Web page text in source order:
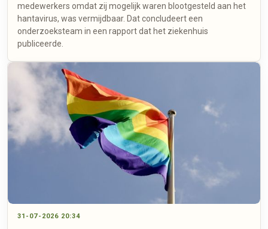
medewerkers omdat zij mogelijk waren blootgesteld aan het
hantavirus, was vermijdbaar. Dat concludeert een
onderzoeksteam in een rapport dat het ziekenhuis
publiceerde.
31-07-2026 20:34